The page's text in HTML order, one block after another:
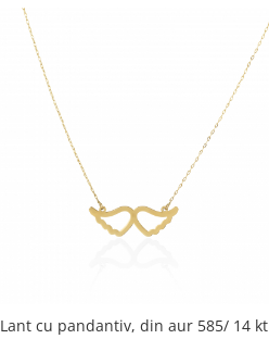
Lant cu pandantiv, din aur 585/ 14 kt